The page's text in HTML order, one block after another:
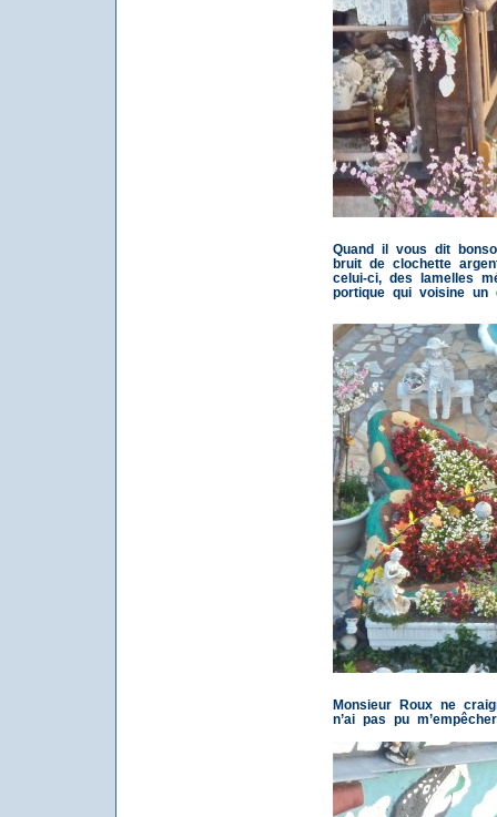
Quand il vous dit
bruit de clochette
celui-ci, des lamelles
portique qui voisine un
Monsieur Roux ne
n’ai pas pu